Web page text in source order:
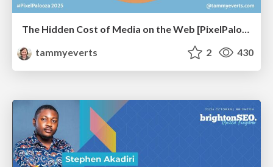
The Hidden Cost of Media on the Web [PixelPalooza 2025]
tammyeverts
2 430